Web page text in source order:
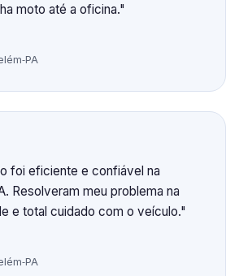
moto até a oficina.
foi eficiente e confiável na
Resolveram meu problema na
e total cuidado com o veículo.